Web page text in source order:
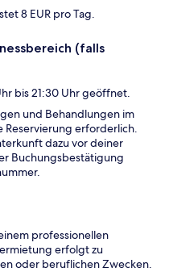
8 EUR pro Tag.
(falls
bis 21:30 Uhr geöffnet.
und Behandlungen im
Reservierung erforderlich.
dazu vor deiner
Buchungsbestätigung
professionellen
erfolgt zu
oder beruflichen Zwecken.